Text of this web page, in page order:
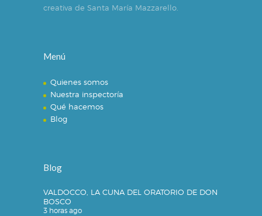
creativa de Santa María Mazzarello.
Menú
Quienes somos
Nuestra inspectoría
Qué hacemos
Blog
Blog
VALDOCCO, LA CUNA DEL ORATORIO DE DON
BOSCO
3 horas ago